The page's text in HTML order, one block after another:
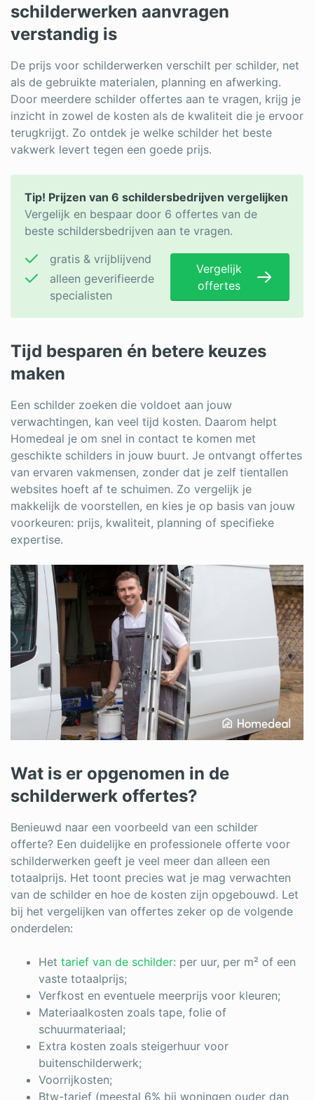
Warmtepomp
Zonnepanelen
Zonwering
Bent u een vakspecialist?
Log in
schilderwerken aanvragen
verstandig is
De prijs voor schilderwerken verschilt per schilder, net
als de gebruikte materialen, planning en afwerking.
Door meerdere schilder offertes aan te vragen, krijg je
inzicht in zowel de kosten als de kwaliteit die je ervoor
terugkrijgt. Zo ontdek je welke schilder het beste
vakwerk levert tegen een goede prijs.
Tip! Prijzen van 6 schildersbedrijven vergelijken
Vergelijk en bespaar door 6 offertes van de
beste schildersbedrijven aan te vragen.
gratis & vrijblijvend
alleen geverifieerde
specialisten
Vergelijk
offertes
Tijd besparen én betere keuzes
maken
Een schilder zoeken die voldoet aan jouw
verwachtingen, kan veel tijd kosten. Daarom helpt
Homedeal je om snel in contact te komen met
geschikte schilders in jouw buurt. Je ontvangt offertes
van ervaren vakmensen, zonder dat je zelf tientallen
websites hoeft af te schuimen. Zo vergelijk je
makkelijk de voorstellen, en kies je op basis van jouw
voorkeuren: prijs, kwaliteit, planning of specifieke
expertise.
Wat is er opgenomen in de
schilderwerk offertes?
Benieuwd naar een voorbeeld van een schilder
offerte? Een duidelijke en professionele offerte voor
schilderwerken geeft je veel meer dan alleen een
totaalprijs. Het toont precies wat je mag verwachten
van de schilder en hoe de kosten zijn opgebouwd. Let
bij het vergelijken van offertes zeker op de volgende
onderdelen:
Het tarief van de schilder: per uur, per m² of een
vaste totaalprijs;
Verfkost en eventuele meerprijs voor kleuren;
Materiaalkosten zoals tape, folie of
schuurmateriaal;
Extra kosten zoals steigerhuur voor
buitenschilderwerk;
Voorrijkosten;
Btw-tarief (meestal 6% bij woningen ouder dan